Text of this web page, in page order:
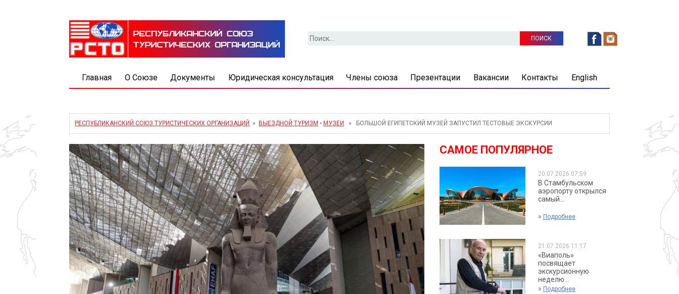
Найти:
Главная О Союзе Документы Юридическая консультация Члены союза Презентации Вакансии Контакты English
РЕСПУБЛИКАНСКИЙ СОЮЗ ТУРИСТИЧЕСКИХ ОРГАНИЗАЦИЙ » ВЫЕЗДНОЙ ТУРИЗМ • МУЗЕИ » БОЛЬШОЙ ЕГИПЕТСКИЙ МУЗЕЙ ЗАПУСТИЛ ТЕСТОВЫЕ ЭКСКУРСИИ
САМОЕ ПОПУЛЯРНОЕ
20.07.2026 07:59
В Стамбульском
аэропорту открылся
самый...
» Подробнее
21.07.2026 11:17
«Виаполь»
посвящает
экскурсионную
неделю...
» Подробнее